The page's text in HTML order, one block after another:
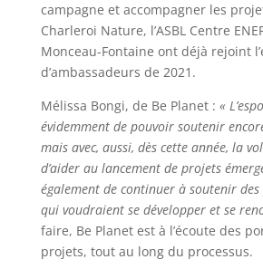
campagne et accompagner les
Charleroi Nature, l’ASBL Centre
Monceau-Fontaine ont déjà rejoint
d’ambassadeurs de 2021.
Mélissa Bongi, de Be Planet : «
évidemment de pouvoir soutenir
mais avec, aussi, dès cette année, la
d’aider au lancement de projets
également de continuer à soutenir
qui voudraient se développer et se
faire, Be Planet est à l’écoute des
projets, tout au long du processus.